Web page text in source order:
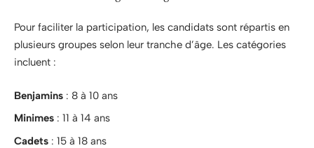
Pour faciliter la participation, les candidats sont répartis en
plusieurs groupes selon leur tranche d’âge. Les catégories
incluent :
Benjamins : 8 à 10 ans
Minimes : 11 à 14 ans
Cadets : 15 à 18 ans